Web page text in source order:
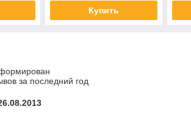
Купить
за последний год